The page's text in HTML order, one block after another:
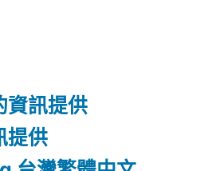
資訊提供
提供